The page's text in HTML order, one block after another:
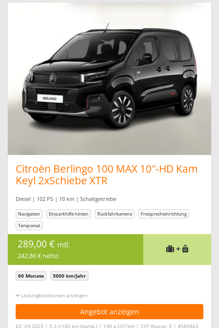
Citroën Berlingo 100 MAX 10″-HD Kam
Keyl 2xSchiebe XTR
Diesel | 102 PS | 10 km | Schaltgetriebe
Navigation Einparkhilfe hinten Rückfahrkamera
Freisprecheinrichtung
Tempomat
289,00 € mtl.
242,86 € netto
+
60 Monate 5000 km/Jahr
Leasingkonditionen ein-/ausblenden
Angebot anzeigen
EZ: 04.2025 | 5,3 l/100 km (komb.) | 140 g CO2/km | CO2-Klasse: E | #585862